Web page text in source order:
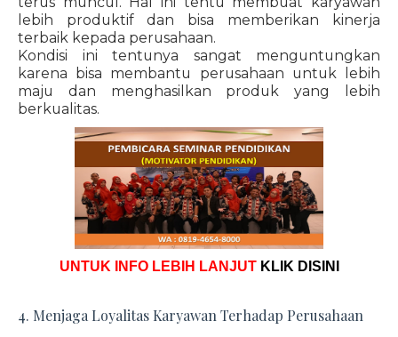
lebih produktif dan bisa memberikan kinerja
terbaik kepada perusahaan.
Kondisi ini tentunya sangat menguntungkan
karena bisa membantu perusahaan untuk lebih
maju dan menghasilkan produk yang lebih
berkualitas.
UNTUK INFO LEBIH LANJUT KLIK DISINI
4. Menjaga Loyalitas Karyawan Terhadap Perusahaan